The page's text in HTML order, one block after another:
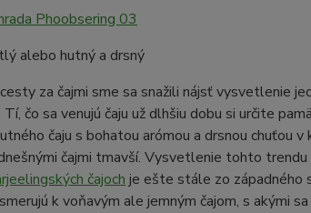
alebo hutný a drsný
za čajmi sme sa snažili nájsť vysvetlenie
čo sa venujú čaju už dlhšiu dobu si určite
čaju s bohatou arómou a drsnou
čajmi tmavší. Vysvetlenie tohto
čajoch je ešte stále zo západného
k voňavým ale jemným čajom, s akými